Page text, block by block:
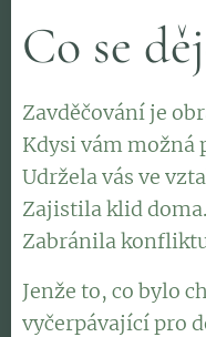
Co se
Zavděčování je
Kdysi vám možná
Udržela vás ve
Zajistila klid doma.
Zabránila
Jenže to, co bylo
vyčerpávající pro